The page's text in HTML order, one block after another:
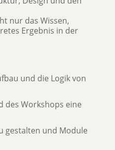
nur das Wissen,
Ergebnis in der
und die Logik von
des Workshops eine
gestalten und Module